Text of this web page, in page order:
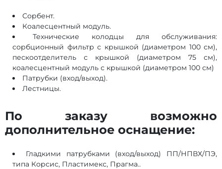
Сорбент.
Коалесцентный модуль.
Технические колодцы для обслуживания:
сорбционный фильтр с крышкой (диаметром 100 см),
пескоотделитель с крышкой (диаметром 75 см),
коалесцентный модуль с крышкой (диаметром 100 см)
Патрубки (вход/выход).
Лестницы.
По заказу возможно
дополнительное оснащение:
Гладкими патрубками (вход/выход) ПП/НПВХ/ПЭ,
типа Корсис, Пластимекс, Прагма..